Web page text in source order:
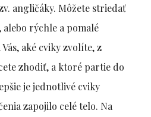
angličáky. Môžete striedať
rýchle a pomalé
aké cviky zvolíte, z
zhodiť, a ktoré partie do
je jednotlivé cviky
zapojilo celé telo. Na